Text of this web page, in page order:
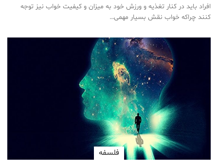
افراد باید در کنار تغذیه و ورزش خود به میزان و کیفیت خواب نیز توجه
کنند چراکه خواب نقش بسیار مهمی…
فلسفه